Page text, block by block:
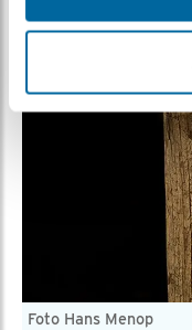
Foto Hans Menop